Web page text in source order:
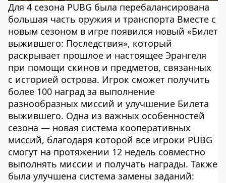
Для 4 сезона PUBG была перебалансирована
большая часть оружия и транспорта Вместе с
новым сезоном в игре появился новый «Билет
выжившего: Последствия», который
раскрывает прошлое и настоящее Эрангеля
при помощи скинов и предметов, связанных
с историей острова. Игрок сможет получить
более 100 наград за выполнение
разнообразных миссий и улучшение Билета
выжившего. Одна из важных особенностей
сезона — новая система кооперативных
миссий, благодаря которой все игроки PUBG
смогут на протяжении 12 недель совместно
выполнять миссии и получать награды. Также
была улучшена система замены заданий: